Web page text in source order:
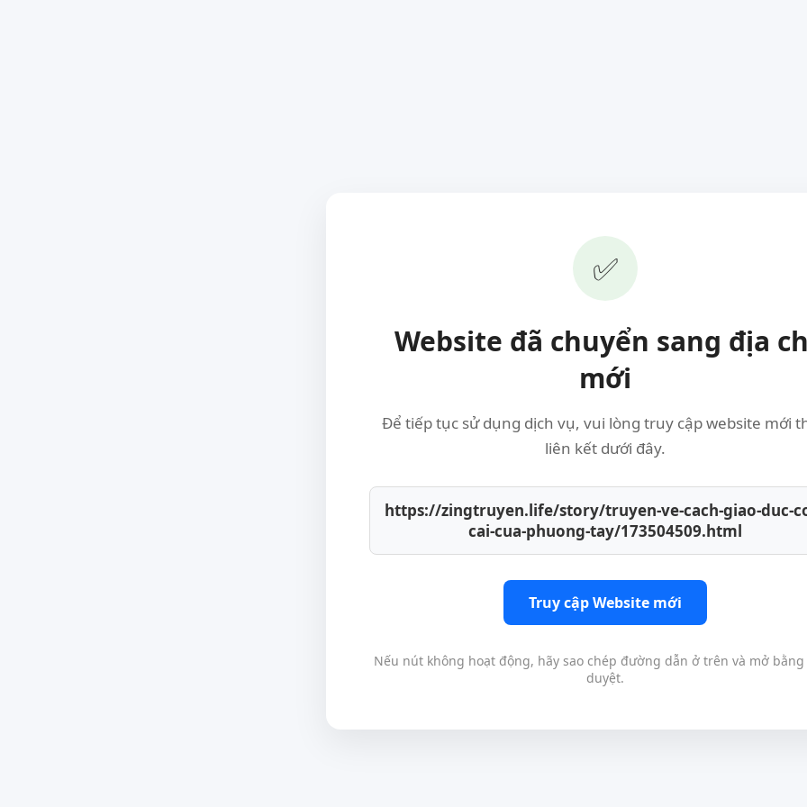
✅
Website đã chuyển sang địa
mới
Để tiếp tục sử dụng dịch vụ, vui lòng truy cập website mới
liên kết dưới đây.
https://zingtruyen.life/story/truyen-ve-cach-giao-duc-
cai-cua-phuong-tay/173504509.html
Truy cập Website mới
Nếu nút không hoạt động, hãy sao chép đường dẫn ở trên và mở
duyệt.